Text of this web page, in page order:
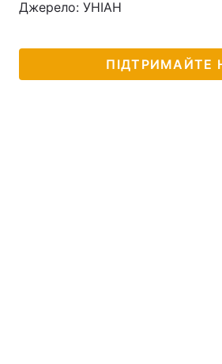
Спорт
Джерело: УНІАН
ПІДТРИМАЙТЕ